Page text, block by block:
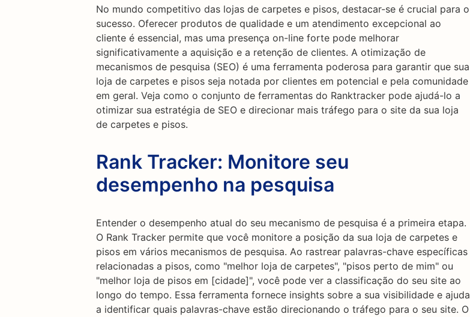
No mundo competitivo das lojas de carpetes e pisos, destacar-se é crucial para o
sucesso. Oferecer produtos de qualidade e um atendimento excepcional ao
cliente é essencial, mas uma presença on-line forte pode melhorar
significativamente a aquisição e a retenção de clientes. A otimização de
mecanismos de pesquisa (SEO) é uma ferramenta poderosa para garantir que sua
loja de carpetes e pisos seja notada por clientes em potencial e pela comunidade
em geral. Veja como o conjunto de ferramentas do Ranktracker pode ajudá-lo a
otimizar sua estratégia de SEO e direcionar mais tráfego para o site da sua loja
de carpetes e pisos.
Rank Tracker: Monitore seu
desempenho na pesquisa
Entender o desempenho atual do seu mecanismo de pesquisa é a primeira etapa.
O Rank Tracker permite que você monitore a posição da sua loja de carpetes e
pisos em vários mecanismos de pesquisa. Ao rastrear palavras-chave específicas
relacionadas a pisos, como "melhor loja de carpetes", "pisos perto de mim" ou
"melhor loja de pisos em [cidade]", você pode ver a classificação do seu site ao
longo do tempo. Essa ferramenta fornece insights sobre a sua visibilidade e ajuda
a identificar quais palavras-chave estão direcionando o tráfego para o seu site. O